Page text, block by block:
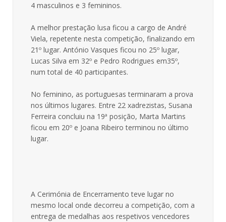
4 masculinos e 3 femininos.
A melhor prestação lusa ficou a cargo de André
Viela, repetente nesta competição, finalizando em
21º lugar. António Vasques ficou no 25º lugar,
Lucas Silva em 32º e Pedro Rodrigues em35º,
num total de 40 participantes.
No feminino, as portuguesas terminaram a prova
nos últimos lugares. Entre 22 xadrezistas, Susana
Ferreira concluiu na 19ª posição, Marta Martins
ficou em 20º e Joana Ribeiro terminou no último
lugar.
A Cerimónia de Encerramento teve lugar no
mesmo local onde decorreu a competição, com a
entrega de medalhas aos respetivos vencedores